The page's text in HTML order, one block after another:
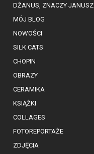
DŻANUS, ZNACZY JANUSZ
MÓJ BLOG
NOWOŚCI
SILK CATS
CHOPIN
OBRAZY
CERAMIKA
KSIĄŻKI
COLLAGES
FOTOREPORTAŻE
ZDJĘCIA